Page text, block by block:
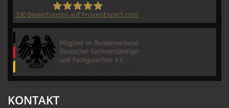
330 Bewertungen auf ProvenExpert.com
KONTAKT